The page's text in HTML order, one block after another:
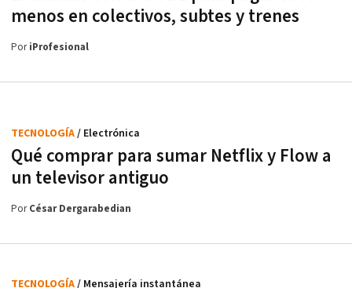
menos en colectivos, subtes y trenes
PoriProfesional
Qué comprar para sumar Netflix y Flow a
un televisor antiguo
TECNOLOGÍA/ Electrónica
PorCésar Dergarabedian
TECNOLOGÍA/ Mensajería instantánea